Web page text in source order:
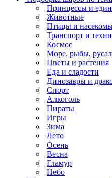
Принцессы и
Животные
Птицы и
Транспорт и
Космос
Море, рыбы,
Цветы и растения
Еда и сладости
Динозавры и
Спорт
Алкоголь
Пираты
Игры
Зима
Лето
Осень
Весна
Гламур
Небо